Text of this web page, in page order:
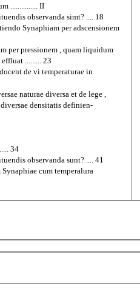
............... II
observanda simt? .... 18
Synaphiam per adscensionem
per pressionem , quam liquidum
......... 23
de vi temperaturae in
naturae diversa et de lege ,
densitatis definien-
34
observanda sunt? .... 41
cum temperalura